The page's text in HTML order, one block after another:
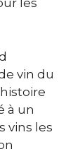
les
vin du
à un
vins les